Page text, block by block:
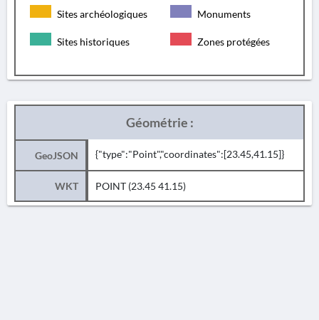
Sites archéologiques Monuments
Sites historiques Zones protégées
Géométrie :
GeoJSON {"type":"Point","coordinates":[23.45,41.15]}
WKT POINT (23.45 41.15)